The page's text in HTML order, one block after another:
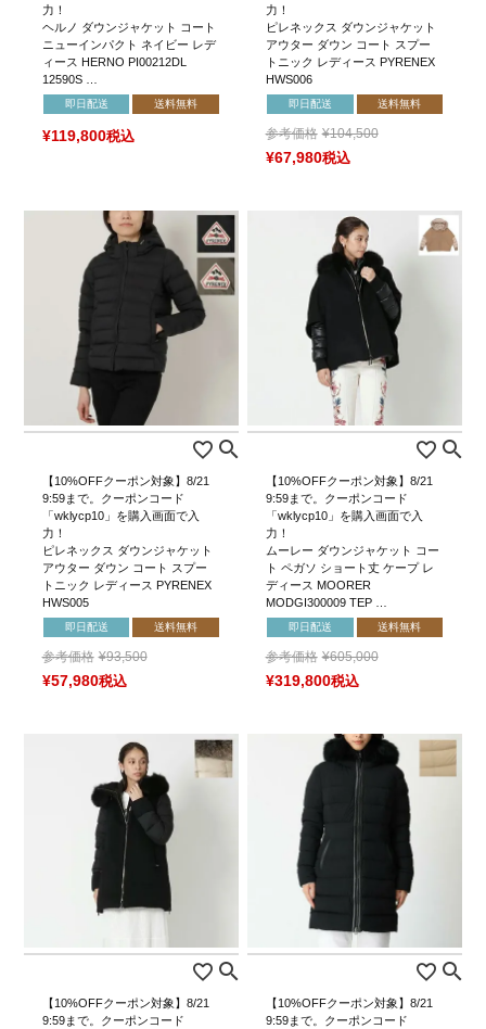
力！
ヘルノ ダウンジャケット コート
ニューインパクト ネイビー レデ
ィース HERNO PI00212DL
12590S …
即日配送 送料無料
¥119,800税込
力！
ピレネックス ダウンジャケット
アウター ダウン コート スプー
トニック レディース PYRENEX
HWS006
即日配送 送料無料
参考価格 ¥104,500
¥67,980税込
【10%OFFクーポン対象】8/21
9:59まで。クーポンコード
「wklycp10」を購入画面で入
力！
ピレネックス ダウンジャケット
アウター ダウン コート スプー
トニック レディース PYRENEX
HWS005
即日配送 送料無料
参考価格 ¥93,500
¥57,980税込
【10%OFFクーポン対象】8/21
9:59まで。クーポンコード
「wklycp10」を購入画面で入
力！
ムーレー ダウンジャケット コー
ト ペガソ ショート丈 ケープ レ
ディース MOORER
MODGI300009 TEP …
即日配送 送料無料
参考価格 ¥605,000
¥319,800税込
【10%OFFクーポン対象】8/21
9:59まで。クーポンコード
【10%OFFクーポン対象】8/21
9:59まで。クーポンコード